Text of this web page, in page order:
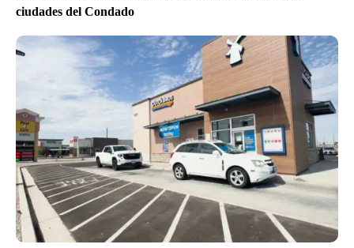
ciudades del Condado